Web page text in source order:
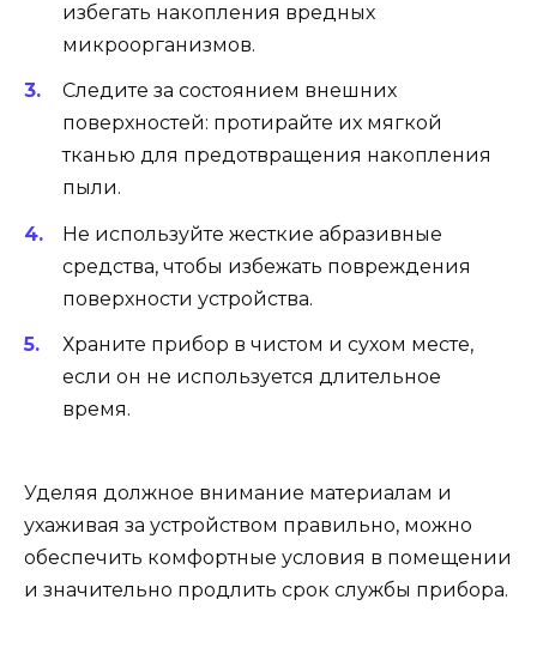
избегать накопления вредных
микроорганизмов.
Следите за состоянием внешних
поверхностей: протирайте их мягкой
тканью для предотвращения накопления
пыли.
Не используйте жесткие абразивные
средства, чтобы избежать повреждения
поверхности устройства.
Храните прибор в чистом и сухом месте,
если он не используется длительное
время.
Уделяя должное внимание материалам и
ухаживая за устройством правильно, можно
обеспечить комфортные условия в помещении
и значительно продлить срок службы прибора.